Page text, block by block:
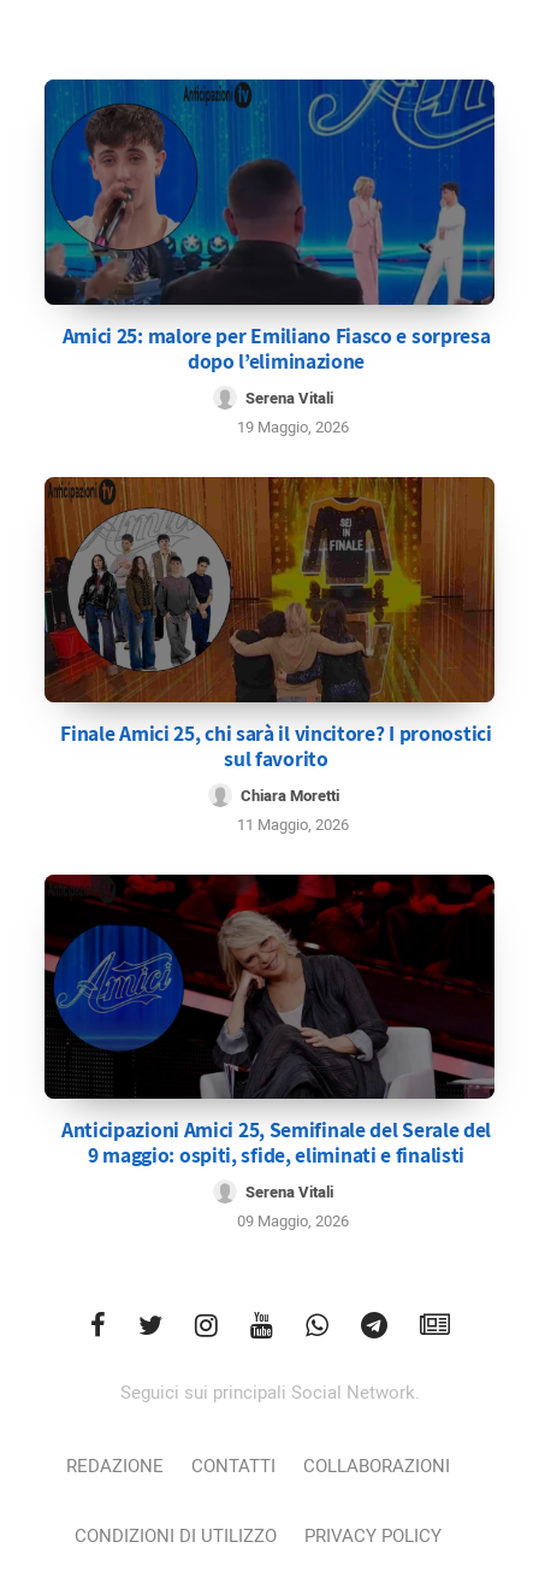
Amici 25: malore per Emiliano Fiasco e sorpresa
dopo l’eliminazione
Serena Vitali
19 Maggio, 2026
Finale Amici 25, chi sarà il vincitore? I pronostici
sul favorito
Chiara Moretti
11 Maggio, 2026
Anticipazioni Amici 25, Semifinale del Serale del
9 maggio: ospiti, sfide, eliminati e finalisti
Serena Vitali
09 Maggio, 2026
Seguici sui principali Social Network.
REDAZIONE CONTATTI COLLABORAZIONI
CONDIZIONI DI UTILIZZO PRIVACY POLICY